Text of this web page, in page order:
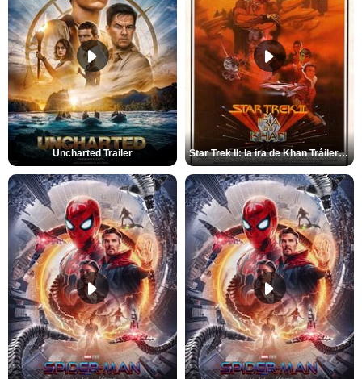
Uncharted Trailer Star Trek II: la ira de Khan Tráiler VO